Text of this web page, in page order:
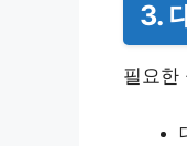
3.
필요한